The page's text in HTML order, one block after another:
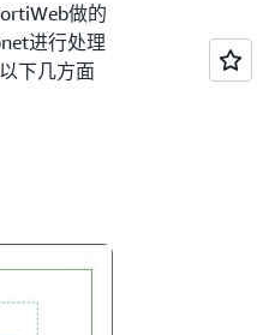
做的
进行处理
下几方面